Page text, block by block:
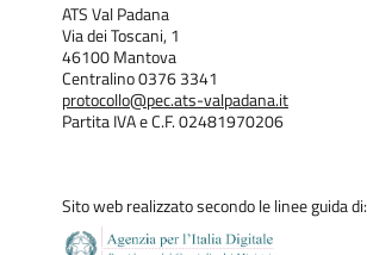
ATS Val Padana
Via dei Toscani, 1
46100 Mantova
Centralino 0376 3341
protocollo@pec.ats-valpadana.it
Partita IVA e C.F. 02481970206
Sito web realizzato secondo le linee guida di: